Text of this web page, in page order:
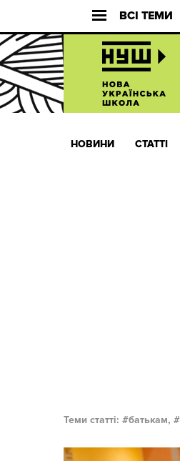
ВСІ ТЕМИ
НОВИНИ СТАТТІ
Теми статті: батькам,